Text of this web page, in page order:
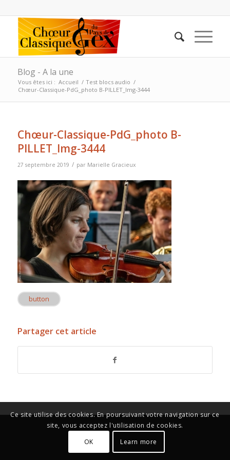
Blog - A la une
Vous êtes ici : Accueil / Test blocs audio /
Chœur-Classique-PdG_photo B-PILLET_Img-3444
Chœur-Classique-PdG_photo B-
PILLET_Img-3444
27 septembre 2019 / par Marielle Gracieux
button
Partager cet article
Ce site utilise des cookies. En poursuivant votre navigation sur ce
site, vous acceptez l'utilisation de cookies.
OK
Learn more